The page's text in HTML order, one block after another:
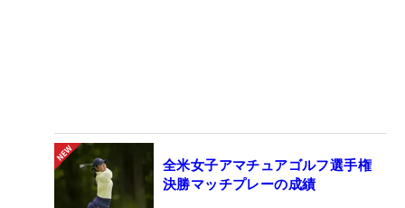
全米女子アマチュアゴルフ選手権
決勝マッチプレーの成績